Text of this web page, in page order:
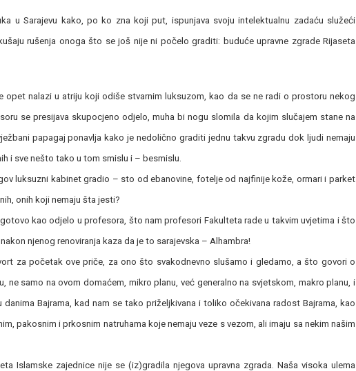
u Sarajevu kako, po ko zna koji put, ispunjava svoju intelektualnu zadaću služeći
rušenja onoga što se još nije ni počelo graditi: buduće upravne zgrade Rijaseta
opet nalazi u atriju koji odiše stvarnim luksuzom, kao da se ne radi o prostoru nekog
se presijava skupocjeno odjelo, muha bi nogu slomila da kojim slučajem stane na
papagaj ponavlja kako je nedolično graditi jednu takvu zgradu dok ljudi nemaju
i sve nešto tako u tom smislu i – besmislu.
luksuzni kabinet gradio – sto od ebanovine, fotelje od najfinije kože, ormari i parket
onih koji nemaju šta jesti?
kao odjelo u profesora, što nam profesori Fakulteta rade u takvim uvjetima i što
njenog renoviranja kaza da je to sarajevska – Alhambra!
za početak ove priče, za ono što svakodnevno slušamo i gledamo, a što govori o
ne samo na ovom domaćem, mikro planu, već generalno na svjetskom, makro planu, i
Bajrama, kad nam se tako priželjkivana i toliko očekivana radost Bajrama, kao
pakosnim i prkosnim natruhama koje nemaju veze s vezom, ali imaju sa nekim našim
Islamske zajednice nije se (iz)gradila njegova upravna zgrada. Naša visoka ulema